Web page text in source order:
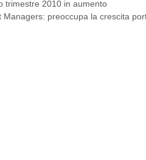
trimestre 2010 in aumento
Managers: preoccupa la crescita